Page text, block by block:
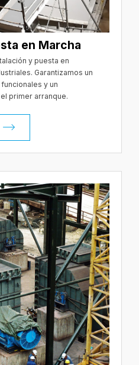
en Marcha
y puesta en
Garantizamos un
y un
primer arranque.